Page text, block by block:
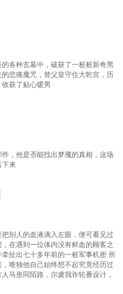
各种玄墓中，破获了一桩桩新奇黑
悲痛魔咒，替父皇守住大乾宫，历
获了贴心暖男
，他是否能找出梦魇的真相，这场
下来
别人的血液滴入左眼，便可看见过
在遇到一位体内没有鲜血的顾客之
扯出七十多年前的一桩军事机密 所
唯独他自己始终想不起究竟经历过
马形同陌路，尔虞我诈轮番设计，